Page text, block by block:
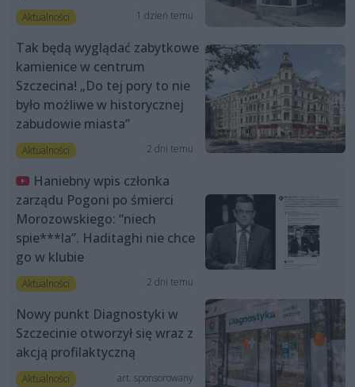
Aktualności 1 dzień temu
Tak będą wyglądać zabytkowe
kamienice w centrum
Szczecina! „Do tej pory to nie
było możliwe w historycznej
zabudowie miasta”
Aktualności 2 dni temu
Haniebny wpis członka
zarządu Pogoni po śmierci
Morozowskiego: “niech
spie***la”. Haditaghi nie chce
go w klubie
Aktualności 2 dni temu
Nowy punkt Diagnostyki w
Szczecinie otworzył się wraz z
akcją profilaktyczną
Aktualności art. sponsorowany